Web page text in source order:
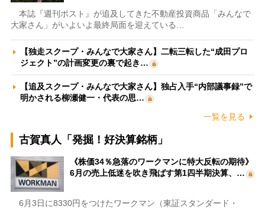
本誌『週刊ポスト』が追及してきた不動産投資商品「みんなで
大家さん」がいよいよ最終局面を迎えている…
【独走スクープ・みんなで大家さん】二転三転した“成田プロ
ジェクト”の計画変更の裏で起き…
【追及スクープ・みんなで大家さん】独占入手“内部議事録”で
明かされる柳瀬健一・代表の思…
一覧を見る
古賀真人「発掘！好決算銘柄」
《株価34％急落のワークマンに特大反転の期待》
6月の売上低迷を吹き飛ばす第1四半期決算、…
6月3日に8330円をつけたワークマン（東証スタンダード・